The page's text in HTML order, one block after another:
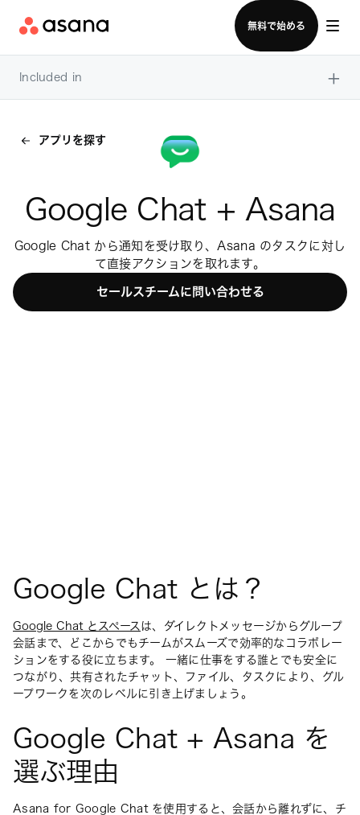
無料で始める
セールスチームに問い合わせる
Included in ×
アプリを探す
Google Chat + Asana
Google Chat から通知を受け取り、Asana のタスクに対し
て直接アクションを取れます。
セールスチームに問い合わせる
Google Chat とは？
Google Chat とスペース は、ダイレクトメッセージからグループ
会話まで、どこからでもチームがスムーズで効率的なコラボレー
ションをする役に立ちます。 一緒に仕事をする誰とでも安全に
つながり、共有されたチャット、ファイル、タスクにより、グル
ープワークを次のレベルに引き上げましょう。
Google Chat + Asana を
選ぶ理由
Asana for Google Chat を使用すると、会話から離れずに、チ